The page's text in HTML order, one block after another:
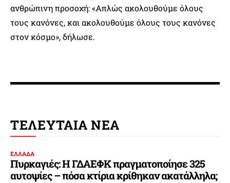
ανθρώπινη προσοχή: «Απλώς ακολουθούμε όλους
τους κανόνες, και ακολουθούμε όλους τους κανόνες
στον κόσμο», δήλωσε.
ΤΕΛΕΥΤΑΙΑ ΝΕΑ
ΕΛΛΑΔΑ
Πυρκαγιές: Η ΓΔΑΕΦΚ πραγματοποίησε 325
αυτοψίες – πόσα κτίρια κρίθηκαν ακατάλληλα;